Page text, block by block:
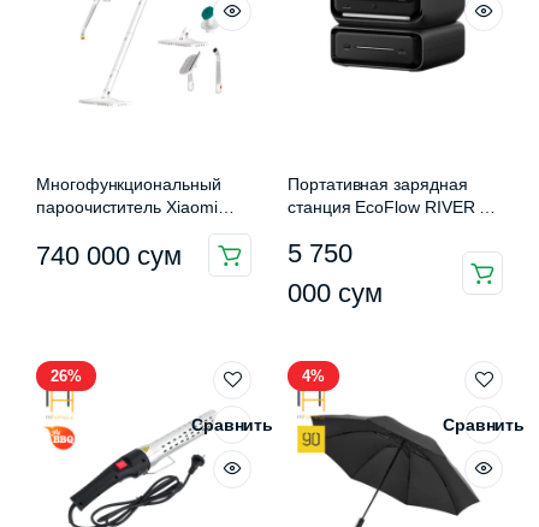
Многофункциональный
пароочиститель Xiaomi
Deerma Steam Cleaner
DEM-ZQ610
740 000 сум
Портативная зарядная
станция EcoFlow RIVER 3
5 750
000 сум
26%
Сравнить
4%
Сравнить